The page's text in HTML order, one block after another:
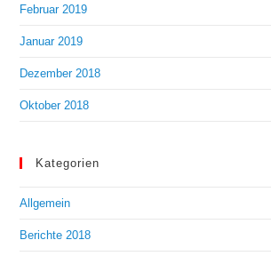
Februar 2019
Januar 2019
Dezember 2018
Oktober 2018
Kategorien
Allgemein
Berichte 2018